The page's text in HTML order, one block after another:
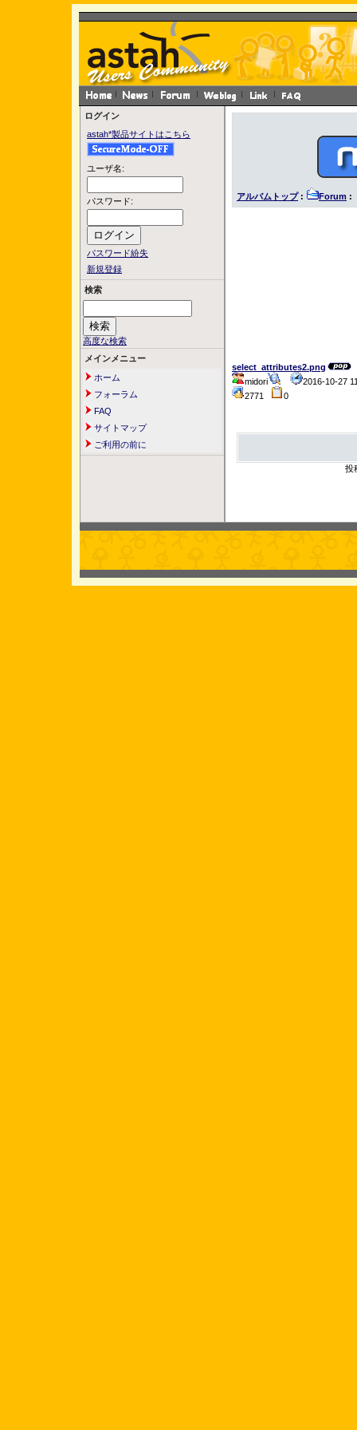
ログイン
astah*製品サイトはこちら
ユーザ名:
パスワード:
パスワード紛失
新規登録
検索
高度な検索
メインメニュー
ホーム
フォーラム
FAQ
サイトマップ
ご利用の前に
アルバムトップ: Forum :
select_attributes2.png
midori
2016-10-27
2771
0
投